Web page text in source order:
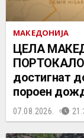
МАКЕДОНИЈА
ЦЕЛА
достигнат
пороен
07.08.2026.